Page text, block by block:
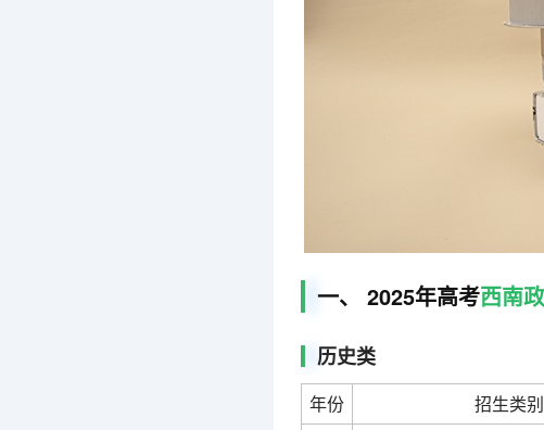
一、 2025年高考西南
历史类
年份 招生类别